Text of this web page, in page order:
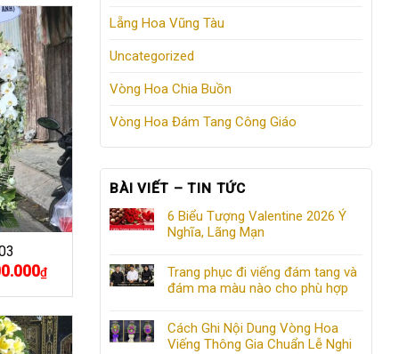
Lẵng Hoa Vũng Tàu
Uncategorized
Vòng Hoa Chia Buồn
Vòng Hoa Đám Tang Công Giáo
BÀI VIẾT – TIN TỨC
6 Biểu Tượng Valentine 2026 Ý
Nghĩa, Lãng Mạn
Trang phục đi viếng đám tang và
đám ma màu nào cho phù hợp
Cách Ghi Nội Dung Vòng Hoa
Viếng Thông Gia Chuẩn Lễ Nghi
1.900.000₫.
₫Giá
hiện
tại
2.500.000₫.